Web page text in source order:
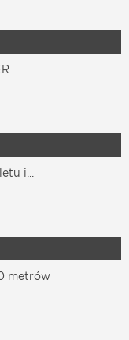
i...
metrów